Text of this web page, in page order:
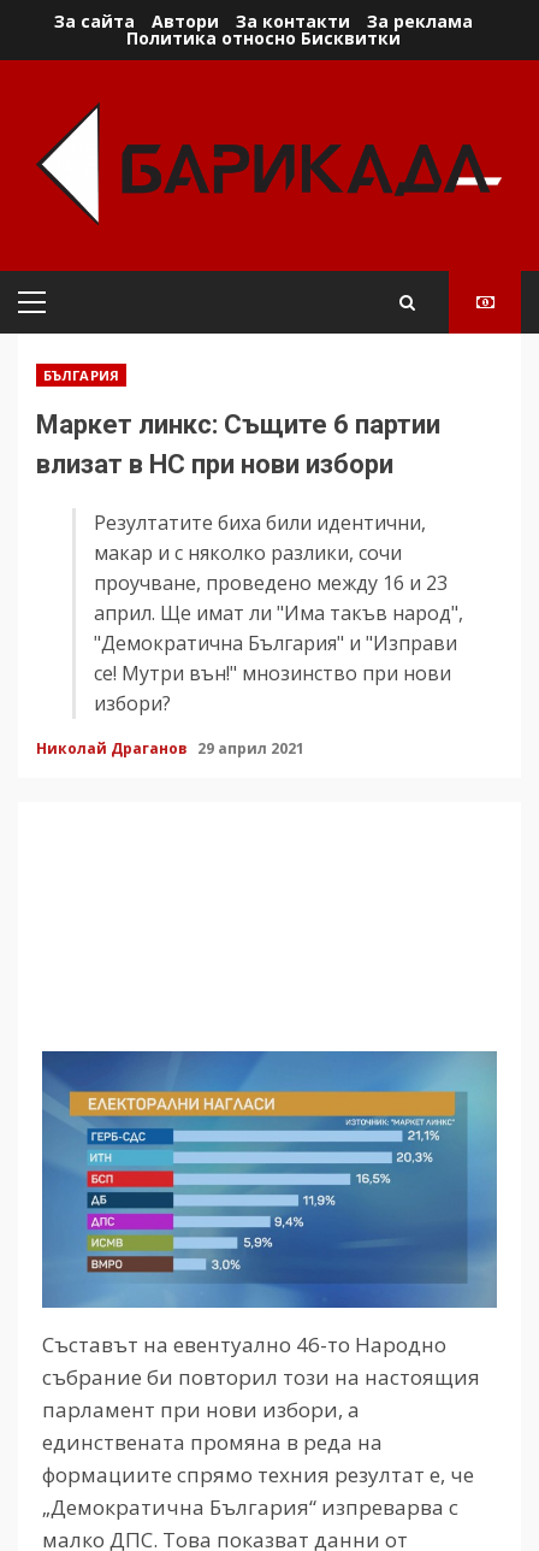
За сайта Автори За контакти За реклама
Политика относно Бисквитки
Primary
БЪЛГАРИЯ
Маркет линкс: Същите 6 партии
влизат в НС при нови избори
Резултатите биха били идентични,
макар и с няколко разлики, сочи
проучване, проведено между 16 и 23
април. Ще имат ли "Има такъв народ",
"Демократична България" и "Изправи
се! Мутри вън!" мнозинство при нови
избори?
Николай Драганов 29 април 2021
Съставът на евентуално 46-то Народно
събрание би повторил този на настоящия
парламент при нови избори, а
единствената промяна в реда на
формациите спрямо техния резултат е, че
„Демократична България“ изпреварва с
малко ДПС. Това показват данни от